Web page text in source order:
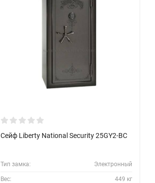
Сейф Liberty National Security 25GY2-BC
Тип замка: Электронный
Вес: 449 кг